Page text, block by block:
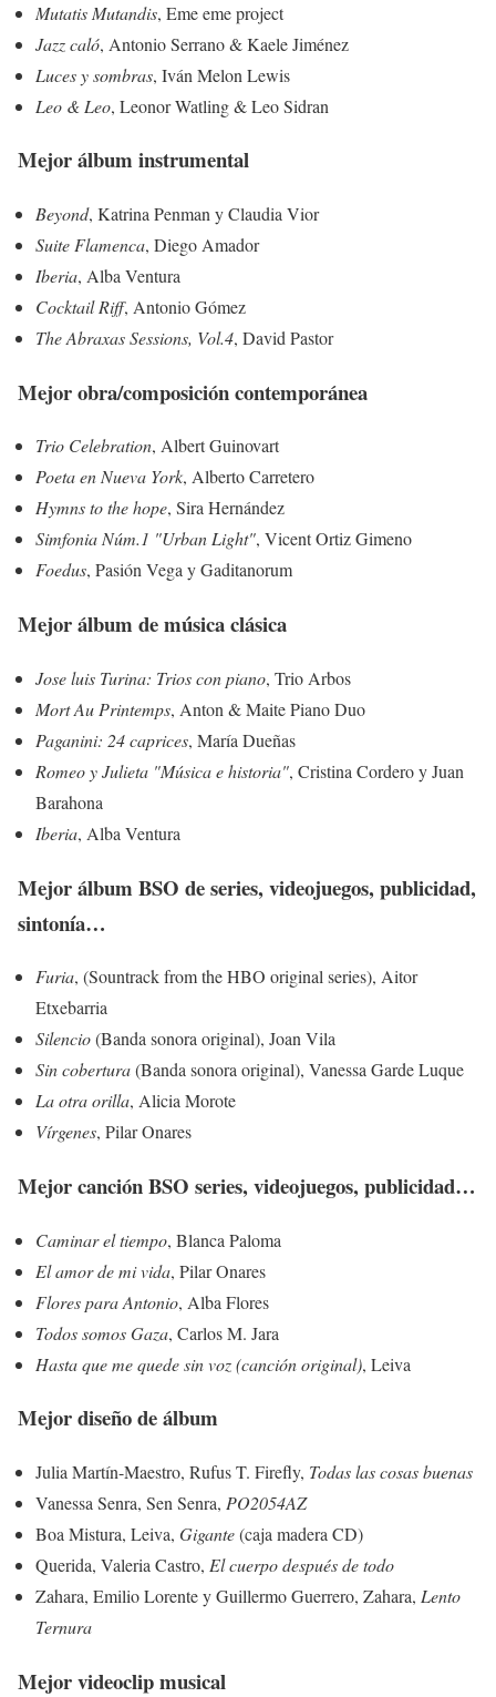
Mutatis Mutandis, Eme eme project
Jazz caló, Antonio Serrano & Kaele Jiménez
Luces y sombras, Iván Melon Lewis
Leo & Leo, Leonor Watling & Leo Sidran
Mejor álbum instrumental
Beyond, Katrina Penman y Claudia Vior
Suite Flamenca, Diego Amador
Iberia, Alba Ventura
Cocktail Riff, Antonio Gómez
The Abraxas Sessions, Vol.4, David Pastor
Mejor obra/composición contemporánea
Trio Celebration, Albert Guinovart
Poeta en Nueva York, Alberto Carretero
Hymns to the hope, Sira Hernández
Simfonia Núm.1 "Urban Light", Vicent Ortiz Gimeno
Foedus, Pasión Vega y Gaditanorum
Mejor álbum de música clásica
Jose luis Turina: Trios con piano, Trio Arbos
Mort Au Printemps, Anton & Maite Piano Duo
Paganini: 24 caprices, María Dueñas
Romeo y Julieta "Música e historia", Cristina Cordero y Juan
Barahona
Iberia, Alba Ventura
Mejor álbum BSO de series, videojuegos, publicidad,
sintonía…
Furia, (Sountrack from the HBO original series), Aitor
Etxebarria
Silencio(Banda sonora original), Joan Vila
Sin cobertura(Banda sonora original), Vanessa Garde Luque
La otra orilla, Alicia Morote
Vírgenes, Pilar Onares
Mejor canción BSO series, videojuegos, publicidad…
Caminar el tiempo, Blanca Paloma
El amor de mi vida, Pilar Onares
Flores para Antonio, Alba Flores
Todos somos Gaza, Carlos M. Jara
Hasta que me quede sin voz (canción original), Leiva
Mejor diseño de álbum
Julia Martín-Maestro, Rufus T. Firefly, Todas las cosas buenas
Vanessa Senra, Sen Senra, PO2054AZ
Boa Mistura, Leiva, Gigante(caja madera CD)
Querida, Valeria Castro, El cuerpo después de todo
Zahara, Emilio Lorente y Guillermo Guerrero, Zahara, Lento
Ternura
Mejor videoclip musical